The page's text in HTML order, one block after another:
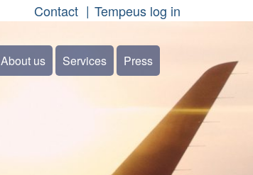
Contact Tempeus log in
About us Services Press